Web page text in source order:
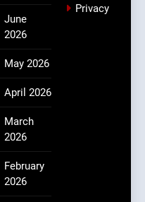
June
2026
May 2026
April 2026
March
2026
February
2026
Privacy